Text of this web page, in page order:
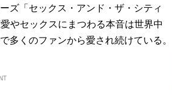
ズ「セックス・アンド・ザ・シティ
やセックスにまつわる本音は世界中
くのファンから愛され続けている。